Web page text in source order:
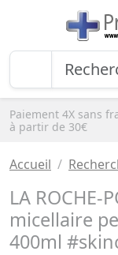
Paiement 4X sans
à partir de 30€
Accueil
LA ROCHE-
micellaire
400ml